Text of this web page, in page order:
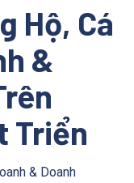
Hộ, Cá
&
Triển
& Doanh